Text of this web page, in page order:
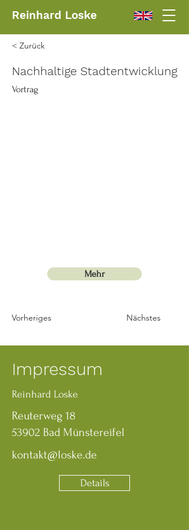
Reinhard Loske
< Zurück
Nachhaltige Stadtentwicklung
Vortrag
Mehr
Vorheriges Nächstes
Impressum
Reinhard Loske
Reuterweg 18
53902 Bad Münstereifel
kontakt@loske.de
Details